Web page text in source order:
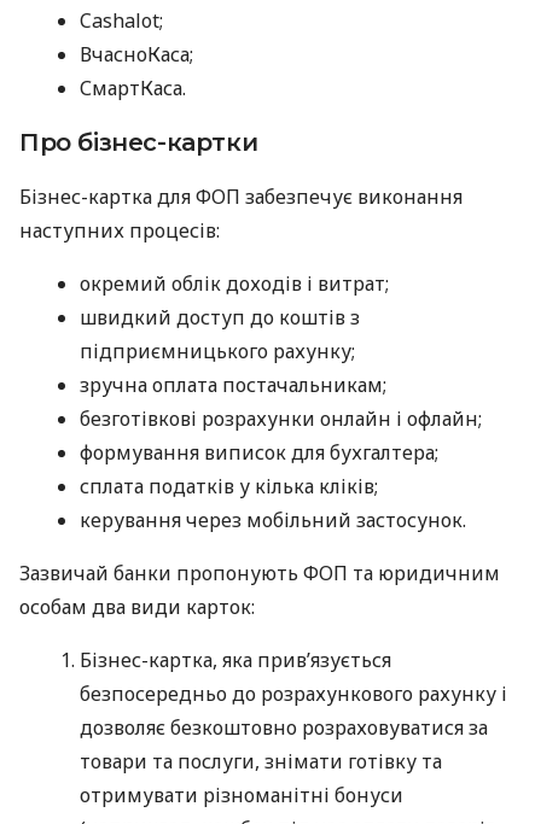
Cashalot;
ВчасноКаса;
СмартКаса.
Про бізнес-картки
Бізнес-картка для ФОП забезпечує виконання
наступних процесів:
окремий облік доходів і витрат;
швидкий доступ до коштів з
підприємницького рахунку;
зручна оплата постачальникам;
безготівкові розрахунки онлайн і офлайн;
формування виписок для бухгалтера;
сплата податків у кілька кліків;
керування через мобільний застосунок.
Зазвичай банки пропонують ФОП та юридичним
особам два види карток:
Бізнес-картка, яка прив’язується
безпосередньо до розрахункового рахунку і
дозволяє безкоштовно розраховуватися за
товари та послуги, знімати готівку та
отримувати різноманітні бонуси